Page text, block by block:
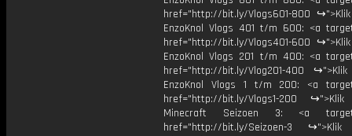
href="http://bit.ly/Vlogs601-800
EnzoKnol Vlogs 401 t/m 600: <a
href="http://bit.ly/Vlogs401-600
EnzoKnol Vlogs 201 t/m 400: <a
href="http://bit.ly/Vlog201-400
EnzoKnol Vlogs 1 t/m 200: <a
href="http://bit.ly/Vlogs1-200
Minecraft Seizoen 3: <a
href="http://bit.ly/Seizoen-3 ↪">Klik